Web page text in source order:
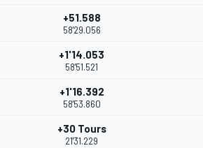
+51.588
58'29.056
+1'14.053
58'51.521
+1'16.392
58'53.860
+30 Tours
21'31.229